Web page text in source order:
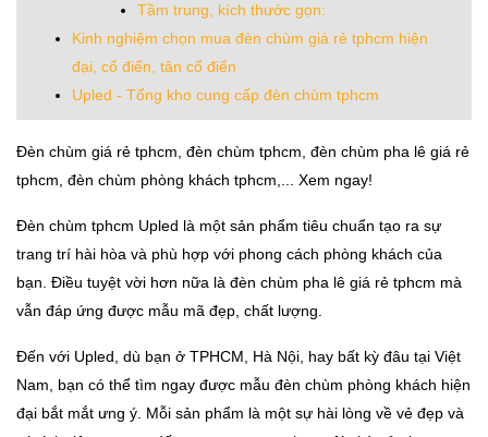
Tầm trung, kích thước gọn:
Kinh nghiệm chọn mua đèn chùm giá rẻ tphcm hiện
đại, cổ điển, tân cổ điển
Upled - Tổng kho cung cấp đèn chùm tphcm
Đèn chùm giá rẻ tphcm, đèn chùm tphcm, đèn chùm pha lê giá rẻ
tphcm, đèn chùm phòng khách tphcm,... Xem ngay!
Đèn chùm tphcm Upled là một sản phẩm tiêu chuẩn tạo ra sự
trang trí hài hòa và phù hợp với phong cách phòng khách của
bạn. Điều tuyệt vời hơn nữa là đèn chùm pha lê giá rẻ tphcm mà
vẫn đáp ứng được mẫu mã đẹp, chất lượng.
Đến với Upled, dù bạn ở TPHCM, Hà Nội, hay bất kỳ đâu tại Việt
Nam, bạn có thể tìm ngay được mẫu đèn chùm phòng khách hiện
đại bắt mắt ưng ý. Mỗi sản phẩm là một sự hài lòng về vẻ đẹp và